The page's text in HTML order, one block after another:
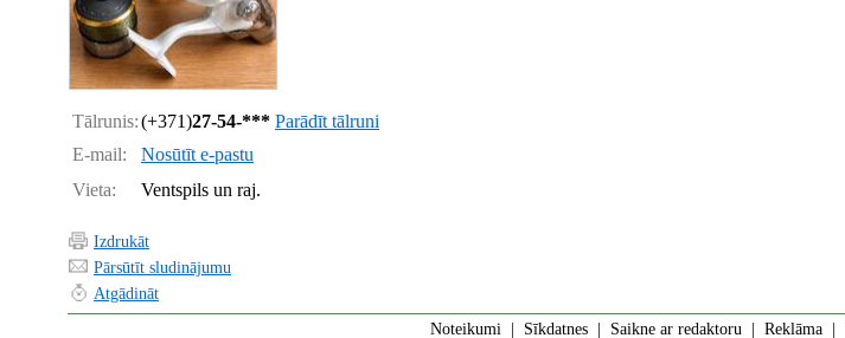
Tālrunis:(+371)27-54-*** Parādīt tālruni
E-mail: Nosūtīt e-pastu
Vieta: Ventspils un raj.
Izdrukāt
Pārsūtīt sludinājumu
Atgādināt
Noteikumi
Sīkdatnes Saikne ar redaktoru Reklāma